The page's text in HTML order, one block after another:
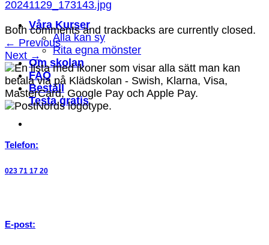
Våra Kurser
Alla kan sy
Rita egna mönster
Om skolan
FAQ
Beställ
Testa gratis
20241129_173143.jpg
Both comments and trackbacks are currently closed.
← Previous
Next →
Telefon:
023 71 17 20
E-post: